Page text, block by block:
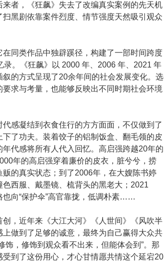
者，《狂飙》失去了改编真实案例的先天机
黑剧依靠案件烈度、情节强度天然吸引观众
同类作品中独辟蹊径，构建了一部时间跨度
。《狂飙》以 2000 年、2006 年、2021 年
的方式呈现了20余年间的社会发展变化。选
求与考量，也能够反映出不同时期社会环境
凝结到衣食住行的方方面面，不仅做到了
了功夫。装着饺子的铝制饭盒、翻毛领的皮
代感将所有人代入回忆。高启强跨越20年的
年的高启强穿着廉价的皮衣，脏兮兮，捞
的真实状态；到了2006年，在大嫂陈书婷
西服、戴墨镜、梳背头的黑老大；2021
向“保护伞”高官靠拢，低调朴素……
，近年来《大江大河》《人世间》《风吹半
做到了足够的诚意，最终为自己赢得大众共
饰，修饰到观众看不出来，但能体会到”。那
到了这份用心，才心甘情愿共情这个延宕20